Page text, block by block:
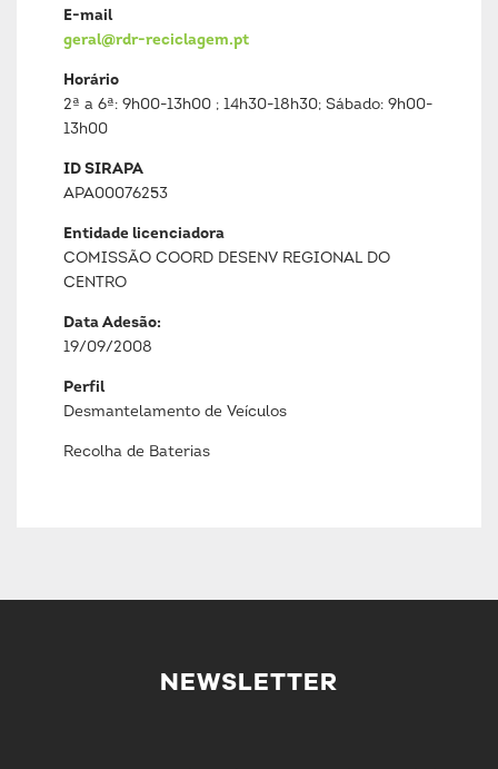
E-mail
geral@rdr-reciclagem.pt
Horário
2ª a 6ª: 9h00-13h00 ; 14h30-18h30; Sábado: 9h00-
13h00
ID SIRAPA
APA00076253
Entidade licenciadora
COMISSÃO COORD DESENV REGIONAL DO
CENTRO
Data Adesão:
19/09/2008
Perfil
Desmantelamento de Veículos
Recolha de Baterias
NEWSLETTER